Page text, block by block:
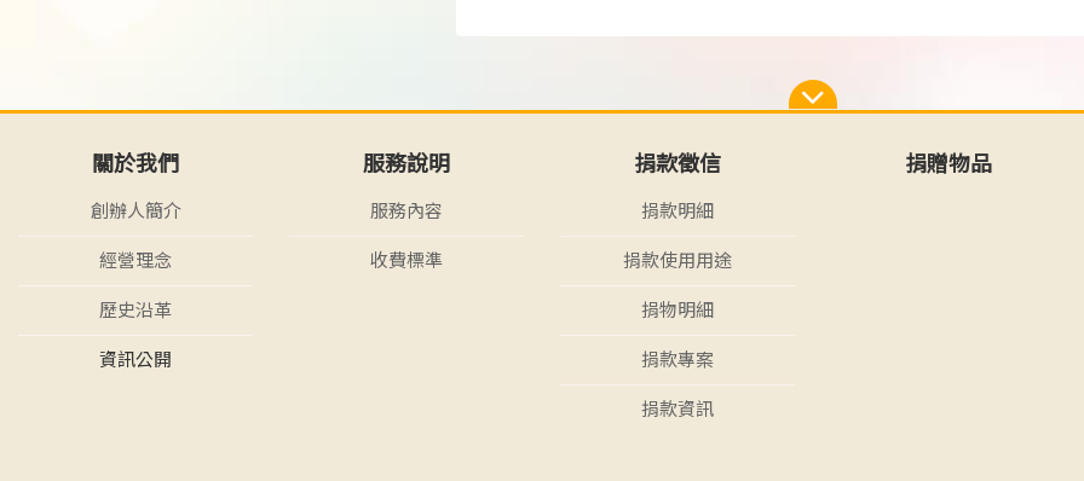
關於我們
創辦人簡介
經營理念
歷史沿革
資訊公開
服務說明
服務內容
收費標準
捐款徵信
捐款明細
捐款使用用途
捐物明細
捐款專案
捐款資訊
捐贈物品